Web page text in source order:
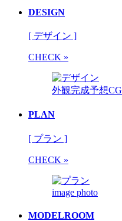
DESIGN
[ デザイン ]
CHECK »
外観完成予想CG
PLAN
[ プラン ]
CHECK »
image photo
MODELROOM